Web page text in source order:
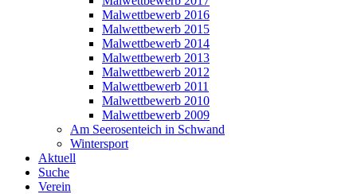
Malwettbewerb 2016
Malwettbewerb 2015
Malwettbewerb 2014
Malwettbewerb 2013
Malwettbewerb 2012
Malwettbewerb 2011
Malwettbewerb 2010
Malwettbewerb 2009
Am Seerosenteich in Schwand
Wintersport
Aktuell
Suche
Verein